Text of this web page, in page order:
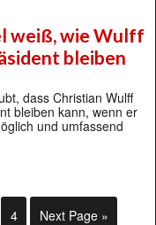
weiß, wie Wulff
bleiben
dass Christian Wulff
bleiben kann, wenn er
und umfassend
4 Next Page »